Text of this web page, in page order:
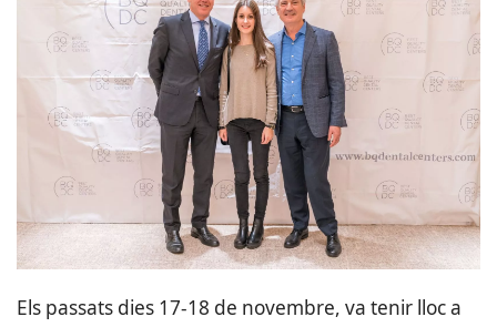
Els passats dies 17-18 de novembre, va tenir lloc a